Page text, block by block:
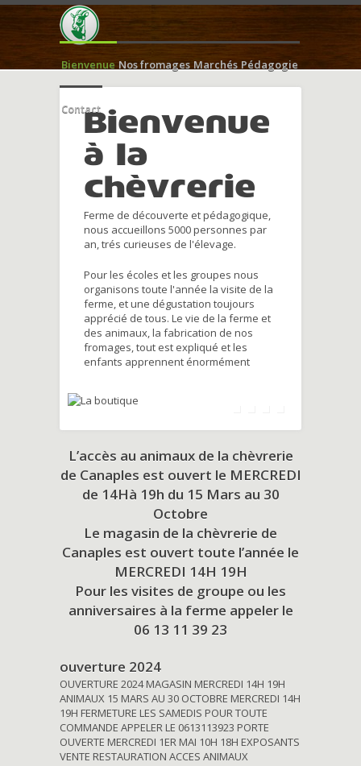
Bienvenue Nos fromages Marchés Pédagogie
ContactBienvenue
à la
chèvrerie
Ferme de découverte et pédagogique,
nous accueillons 5000 personnes par
an, trés curieuses de l'élevage.
Pour les écoles et les groupes nous
organisons toute l'année la visite de la
ferme, et une dégustation toujours
apprécié de tous. Le vie de la ferme et
des animaux, la fabrication de nos
fromages, tout est expliqué et les
enfants apprennent énormément
L’accès au animaux de la chèvrerie
de Canaples est ouvert le MERCREDI
de 14Hà 19h du 15 Mars au 30
Octobre
Le magasin de la chèvrerie de
Canaples est ouvert toute l’année le
MERCREDI 14H 19H
Pour les visites de groupe ou les
anniversaires à la ferme appeler le
06 13 11 39 23
ouverture 2024
OUVERTURE 2024 MAGASIN MERCREDI 14H 19H
ANIMAUX 15 MARS AU 30 OCTOBRE MERCREDI 14H
19H FERMETURE LES SAMEDIS POUR TOUTE
COMMANDE APPELER LE 0613113923 PORTE
OUVERTE MERCREDI 1ER MAI 10H 18H EXPOSANTS
VENTE RESTAURATION ACCES ANIMAUX